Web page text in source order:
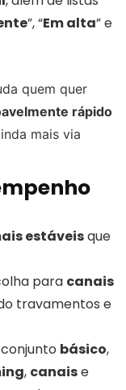
”, “Em alta” e
quem quer
rápido
mais via
estáveisque
para canais
travamentos e
básico,
, canaise